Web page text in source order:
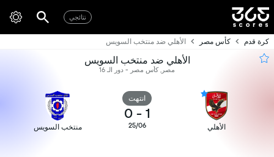
نتائجي
كرة قدم كأس مصر الأهلي ضد منتخب السويس
الأهلي ضد منتخب السويس
مصر, كأس مصر - دور الـ 16
الأهلي
انتهت
1
-
0
25/06 منتخب السويس